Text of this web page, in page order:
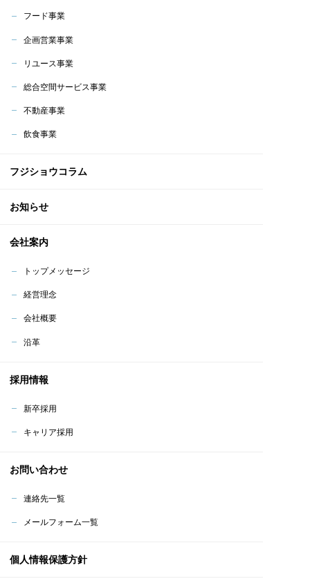
フード事業
企画営業事業
リユース事業
総合空間サービス事業
不動産事業
飲食事業
フジショウコラム
お知らせ
会社案内
トップメッセージ
経営理念
会社概要
沿革
採用情報
新卒採用
キャリア採用
お問い合わせ
連絡先一覧
メールフォーム一覧
個人情報保護方針